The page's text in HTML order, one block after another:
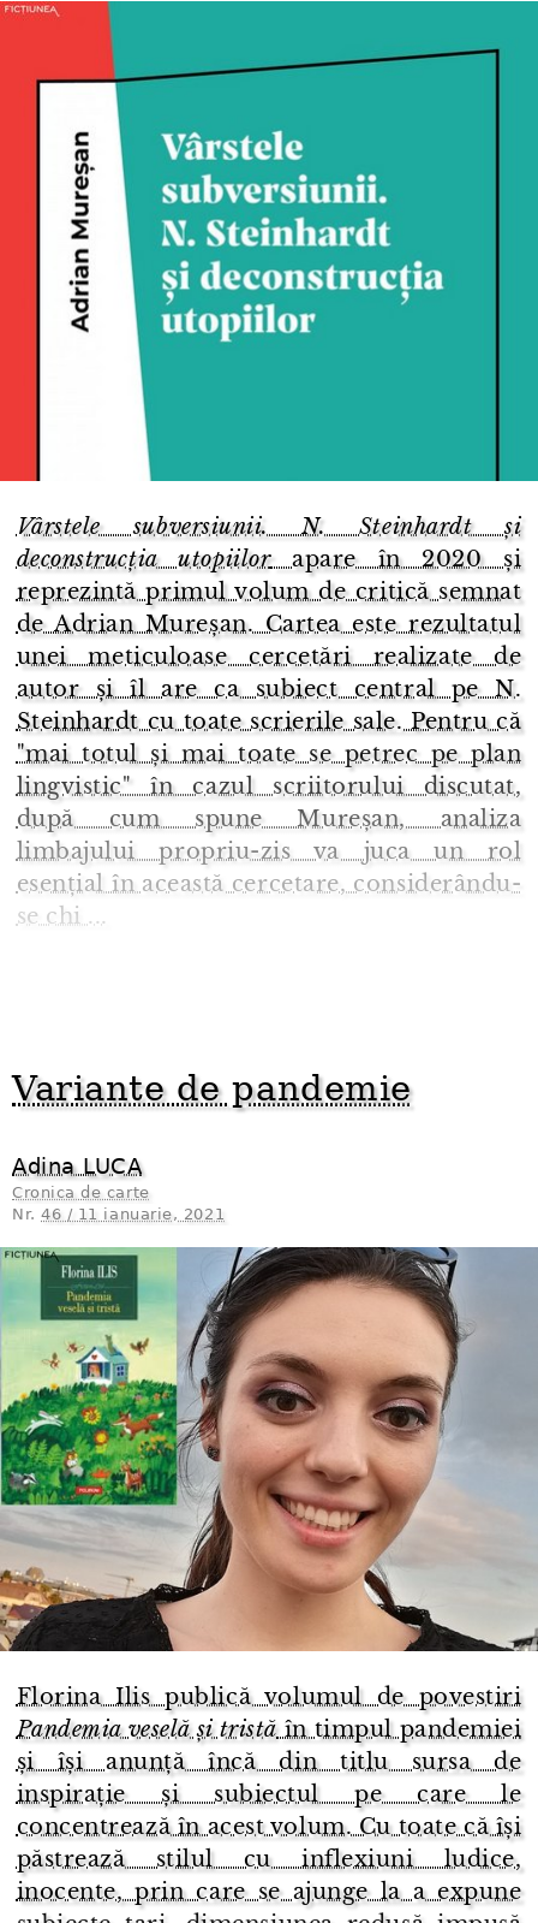
Vârstele subversiunii. N. Steinhardt și
deconstrucția utopiilorapare în 2020 și
reprezintă primul volum de critică semnat
de Adrian Mureșan. Cartea este rezultatul
unei meticuloase cercetări realizate de
autor și îl are ca subiect central pe N.
Steinhardt cu toate scrierile sale. Pentru că
"mai totul și mai toate se petrec pe plan
lingvistic" în cazul scriitorului discutat,
după cum spune Mureșan, analiza
limbajului propriu-zis va juca un rol
esențial în această cercetare, considerându-
se chi ...
Variante de pandemie
Adina LUCA
Cronica de carte
Nr.46 / 11 ianuarie, 2021
Florina Ilis publică volumul de povestiri
Pandemia veselă și tristăîn timpul pandemiei
și își anunță încă din titlu sursa de
inspirație și subiectul pe care le
concentrează în acest volum. Cu toate că își
păstrează stilul cu inflexiuni ludice,
inocente, prin care se ajunge la a expune